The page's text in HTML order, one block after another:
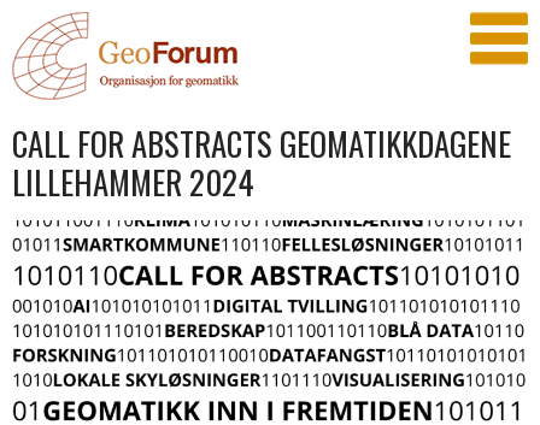
CALL FOR ABSTRACTS GEOMATIKKDAGENE
LILLEHAMMER 2024